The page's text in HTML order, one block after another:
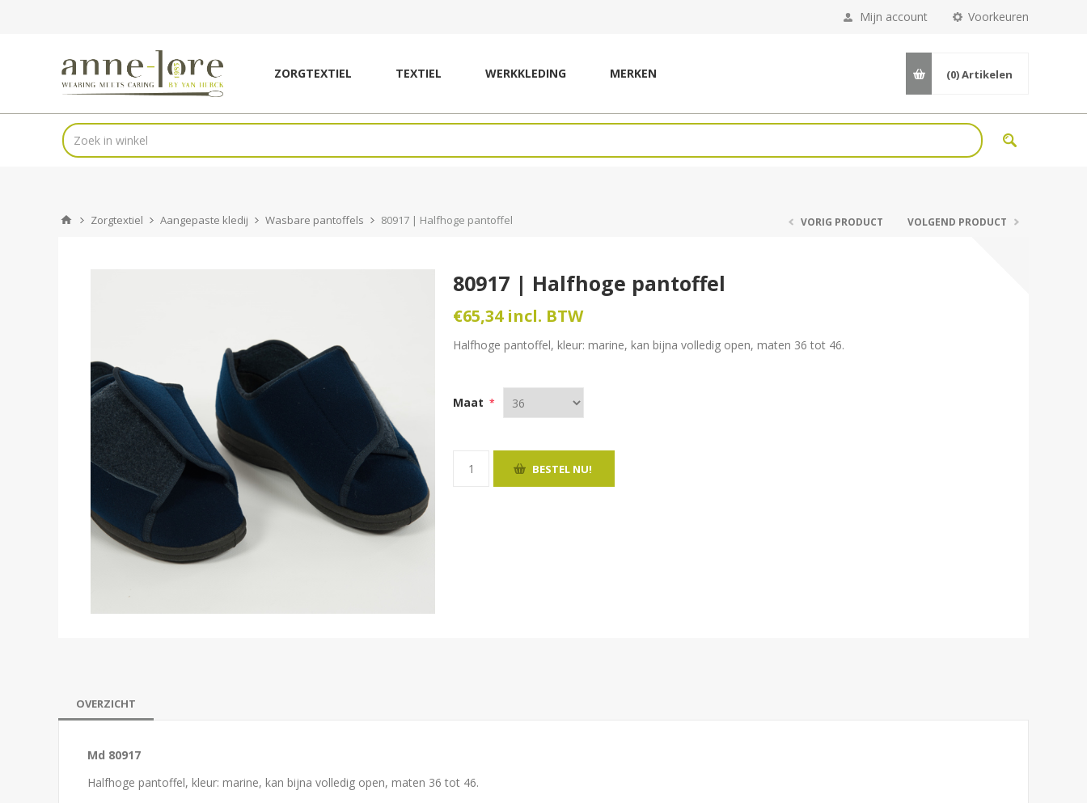
Voorkeuren
Mijn account
ZORGTEXTIEL TEXTIEL WERKKLEDING MERKEN (0)Artikelen
Zorgtextiel Aangepaste kledij Wasbare pantoffels 80917 | Halfhoge pantoffel VORIG PRODUCT VOLGEND PRODUCT
80917 | Halfhoge pantoffel
€65,34 incl. BTW
Halfhoge pantoffel, kleur: marine, kan bijna volledig open, maten 36 tot 46.
Maat *
OVERZICHT
Md 80917
Halfhoge pantoffel, kleur: marine, kan bijna volledig open, maten 36 tot 46.